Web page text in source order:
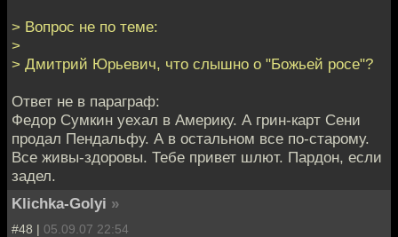
> Вопрос не по теме:
>
> Дмитрий Юрьевич, что слышно о "Божьей росе"?
Ответ не в параграф:
Федор Сумкин уехал в Америку. А грин-карт Сени
продал Пендальфу. А в остальном все по-старому.
Все живы-здоровы. Тебе привет шлют. Пардон, если
задел.
Klichka-Golyi »
#48 | 05.09.07 22:54